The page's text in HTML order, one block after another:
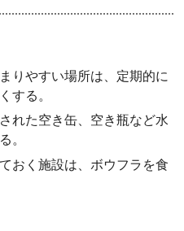
りやすい場所は、定期的に
する。
れた空き缶、空き瓶など水
。
おく施設は、ボウフラを食